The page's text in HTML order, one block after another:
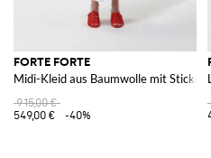
FORTE FORTE
Midi-Kleid aus Baumwolle mit
915,00 €
549,00 €
-40%